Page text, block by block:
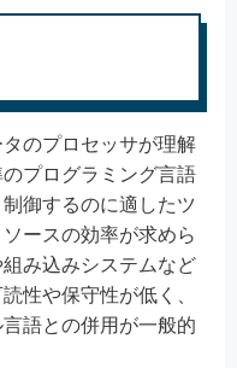
のプロセッサが理解
プログラミング言語
御するのに適したツ
ースの効率が求めら
み込みシステムなど
性や保守性が低く、
語との併用が一般的